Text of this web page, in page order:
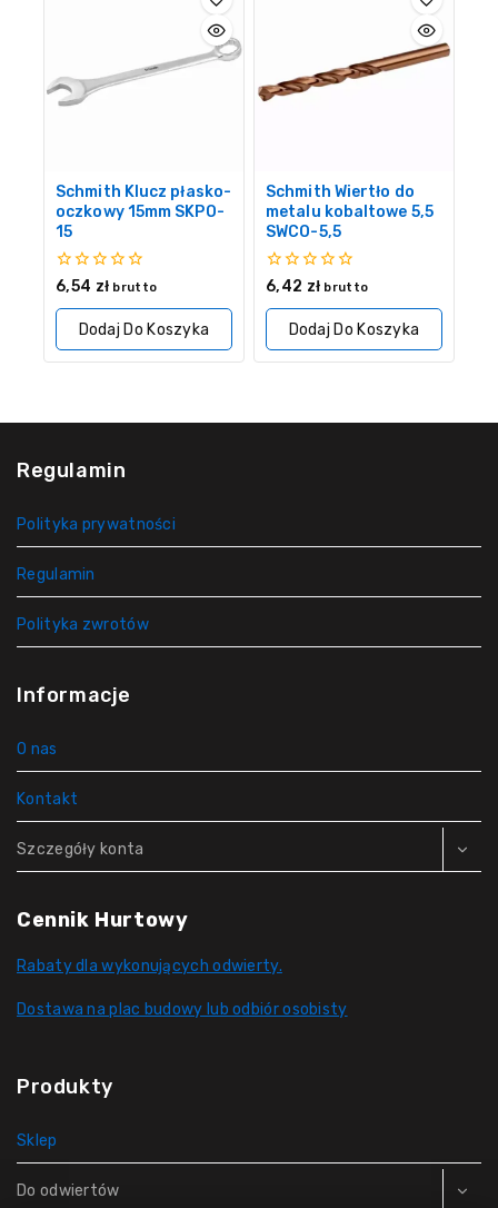
Schmith Klucz płasko-
oczkowy 15mm SKPO-
15
0
5
6,54 zł brutto
Dodaj Do Koszyka
Schmith Wiertło do
metalu kobaltowe 5,5
SWCO-5,5
0
5
6,42 zł brutto
Dodaj Do Koszyka
Regulamin
Polityka prywatności
Regulamin
Polityka zwrotów
Informacje
O nas
Kontakt
Szczegóły konta
Cennik Hurtowy
Rabaty dla wykonujących odwierty.
Dostawa na plac budowy lub odbiór osobisty
Produkty
Sklep
Do odwiertów